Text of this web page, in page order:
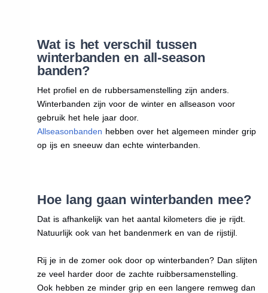
Wat is het verschil tussen
winterbanden en all-season
banden?
Het profiel en de rubbersamenstelling zijn anders.
Winterbanden zijn voor de winter en allseason voor
gebruik het hele jaar door.
Allseasonbanden hebben over het algemeen minder grip
op ijs en sneeuw dan echte winterbanden.
Hoe lang gaan winterbanden mee?
Dat is afhankelijk van het aantal kilometers die je rijdt.
Natuurlijk ook van het bandenmerk en van de rijstijl.
Rij je in de zomer ook door op winterbanden? Dan slijten
ze veel harder door de zachte ruibbersamenstelling.
Ook hebben ze minder grip en een langere remweg dan